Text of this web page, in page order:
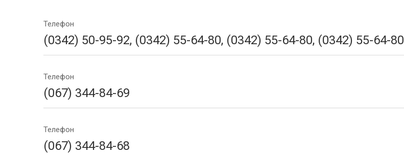
Телефон
(0342) 50-95-92, (0342) 55-64-80, (0342) 55-64-80, (0342) 55-64-80
Телефон
(067) 344-84-69
Телефон
(067) 344-84-68